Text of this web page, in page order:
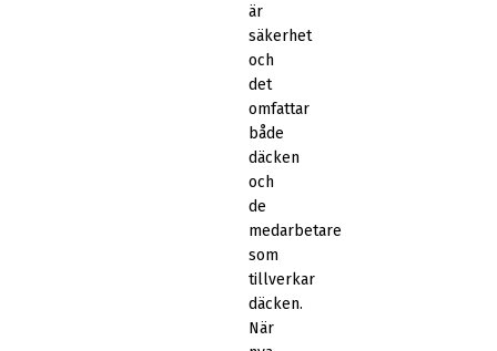
är
säkerhet
och
det
omfattar
både
däcken
och
de
medarbetare
som
tillverkar
däcken.
När